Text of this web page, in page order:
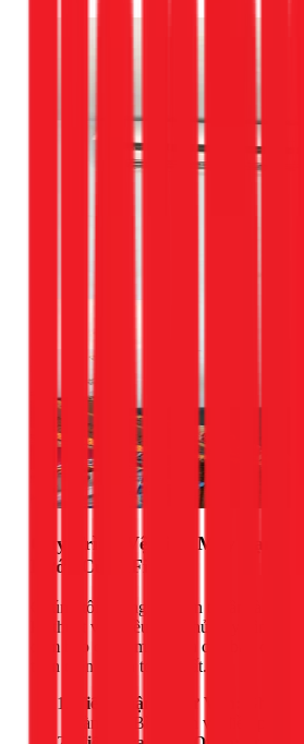
Quy Trình Vệ Sinh Máy Lạnh
Bước Của 1Fix
Chúng tôi không chỉ đơn thuần là "xịt
kỹ thuật viên đều tuân thủ quy trình 9
đảm bảo chiếc máy lạnh của bạn được
toàn diện và an toàn nhất.
Tiếp Nhận & Tư Vấn:
Ghi
hàng tại Bình Tân và điều phối